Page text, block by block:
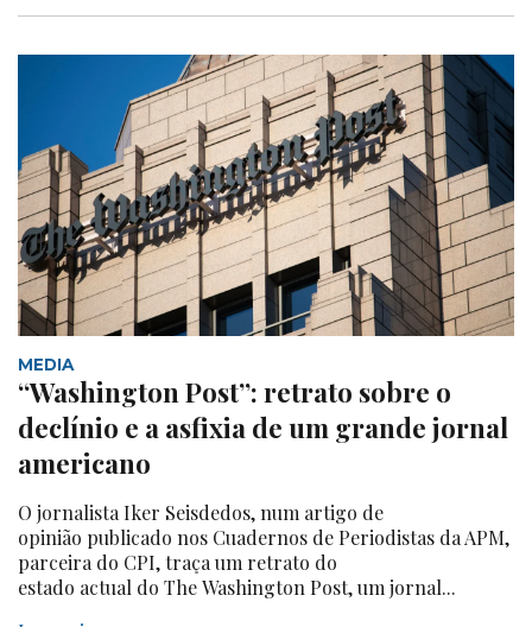
MEDIA
“Washington Post”: retrato sobre o
declínio e a asfixia de um grande jornal
americano
O jornalista Iker Seisdedos, num artigo de
opinião publicado nos Cuadernos de Periodistas da APM,
parceira do CPI, traça um retrato do
estado actual do The Washington Post, um jornal...